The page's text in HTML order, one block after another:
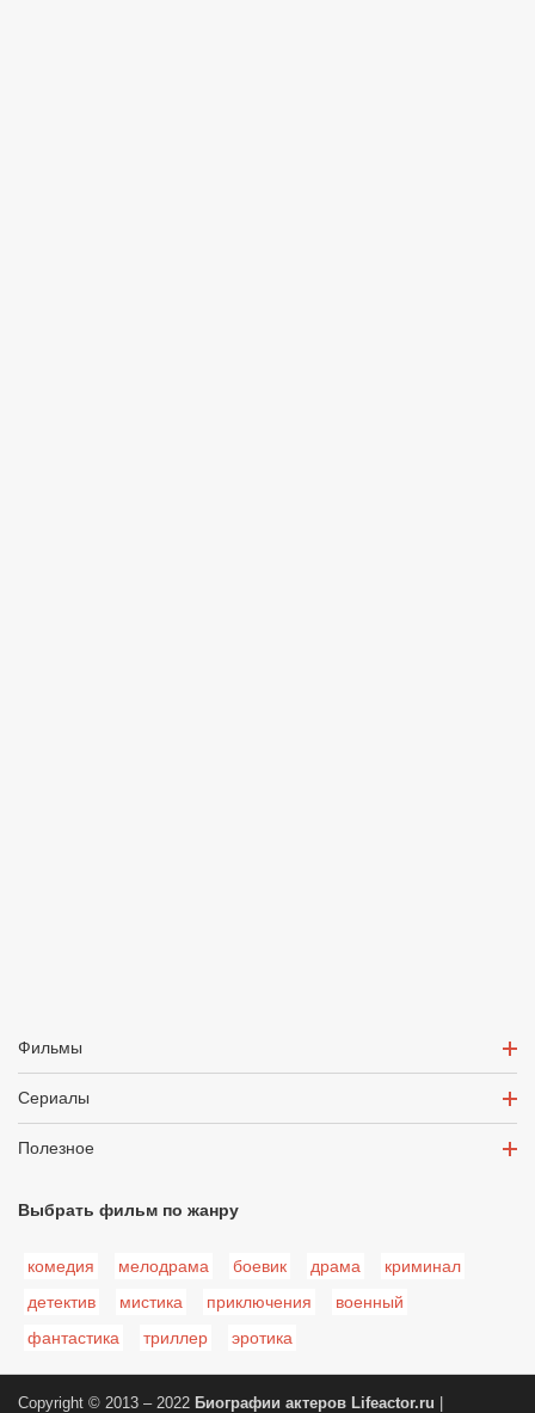
Фильмы
Сериалы
Полезное
Выбрать фильм по жанру
комедия мелодрама боевик драма
криминал
детектив
мистика приключения
военный
фантастика
триллер эротика
Copyright © 2013 – 2022 Биографии актеров Lifeactor.ru